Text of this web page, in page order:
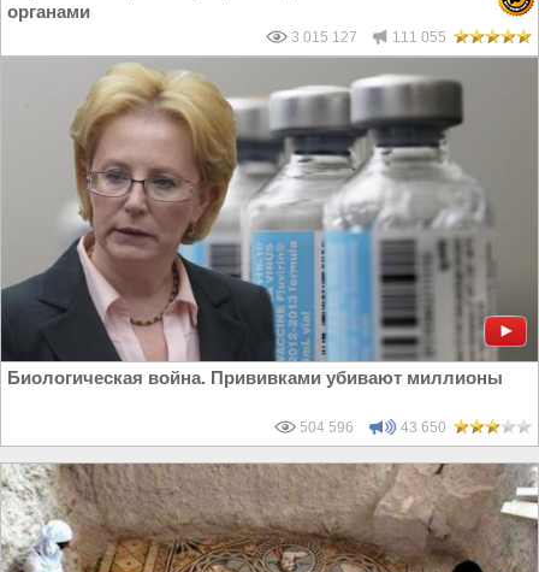
органами
3 015 127 111 055
Биологическая война. Прививками убивают миллионы
504 596 43 650